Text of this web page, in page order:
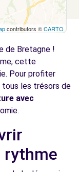
contributors ©CARTO
de Bretagne !
cette
Pour profiter
les trésors de
avec
rythme